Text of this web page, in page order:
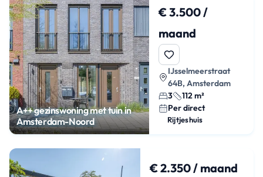
A++ gezinswoning met tuin in
Amsterdam-Noord
€ 3.500 /
maand
IJsselmeerstraat
64B, Amsterdam
3
112 m²
Per direct
Rijtjeshuis
€ 2.350 / maand